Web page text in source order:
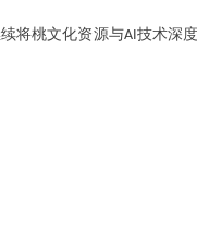
续将桃文化资源与AI技术深